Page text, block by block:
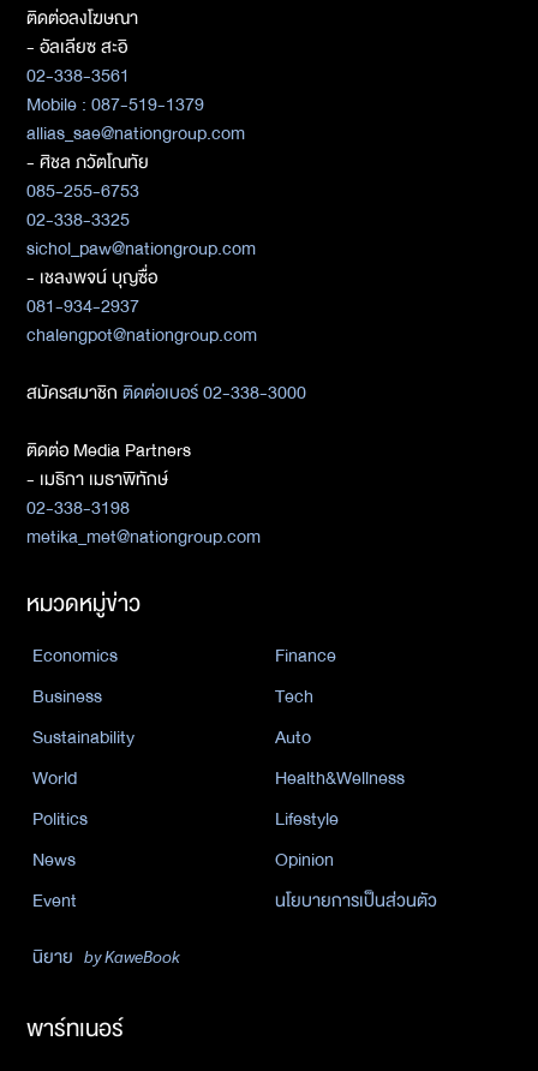
ติดต่อลงโฆษณา
- อัลเลียซ สะอิ
02-338-3561
Mobile : 087-519-1379
allias_sae@nationgroup.com
- ศิชล ภวัตโณทัย
085-255-6753
02-338-3325
sichol_paw@nationgroup.com
- เชลงพจน์ บุญซื่อ
081-934-2937
chalengpot@nationgroup.com
สมัครสมาชิกติดต่อเบอร์ 02-338-3000
ติดต่อ Media Partners
- เมธิกา เมธาพิทักษ์
02-338-3198
metika_met@nationgroup.com
หมวดหมู่ข่าว
Economics
Finance
Business
Tech
Sustainability
Auto
World
Health&Wellness
Politics
Lifestyle
News
Opinion
Event
นโยบายการเป็นส่วนตัว
นิยาย by KaweBook
พาร์ทเนอร์